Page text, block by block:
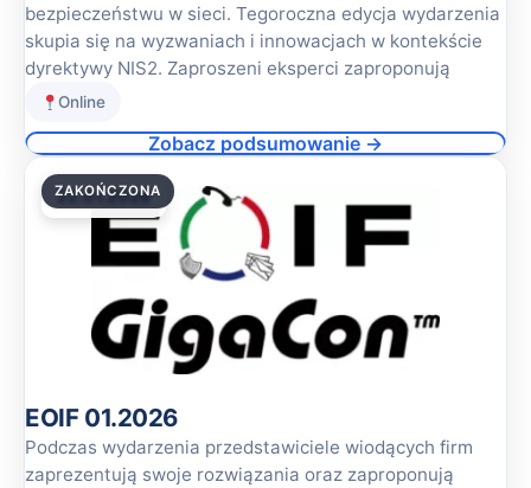
bezpieczeństwu w sieci. Tegoroczna edycja wydarzenia
skupia się na wyzwaniach i innowacjach w kontekście
dyrektywy NIS2. Zaproszeni eksperci zaproponują
Online
Zobacz podsumowanie →
22.01.2026
ZAKOŃCZONA
EOIF 01.2026
Podczas wydarzenia przedstawiciele wiodących firm
zaprezentują swoje rozwiązania oraz zaproponują